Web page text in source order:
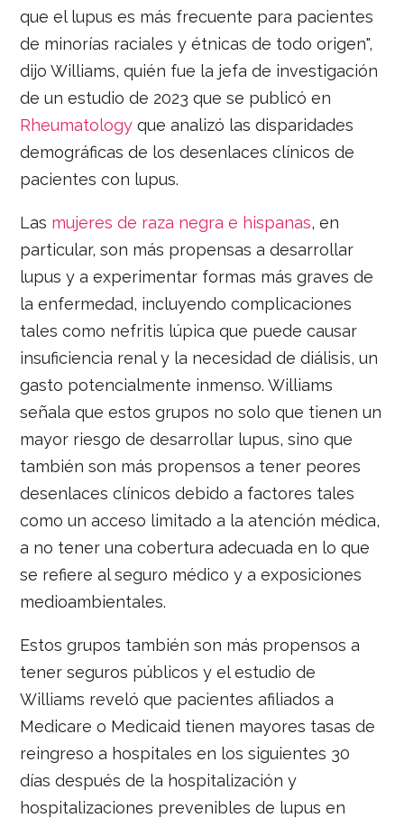
que el lupus es más frecuente para pacientes
de minorías raciales y étnicas de todo origen",
dijo Williams, quién fue la jefa de investigación
de un estudio de 2023 que se publicó en
Rheumatologyque analizó las disparidades
demográficas de los desenlaces clínicos de
pacientes con lupus.
Las mujeres de raza negra e hispanas, en
particular, son más propensas a desarrollar
lupus y a experimentar formas más graves de
la enfermedad, incluyendo complicaciones
tales como nefritis lúpica que puede causar
insuficiencia renal y la necesidad de diálisis, un
gasto potencialmente inmenso. Williams
señala que estos grupos no solo que tienen un
mayor riesgo de desarrollar lupus, sino que
también son más propensos a tener peores
desenlaces clínicos debido a factores tales
como un acceso limitado a la atención médica,
a no tener una cobertura adecuada en lo que
se refiere al seguro médico y a exposiciones
medioambientales.
Estos grupos también son más propensos a
tener seguros públicos y el estudio de
Williams reveló que pacientes afiliados a
Medicare o Medicaid tienen mayores tasas de
reingreso a hospitales en los siguientes 30
días después de la hospitalización y
hospitalizaciones prevenibles de lupus en